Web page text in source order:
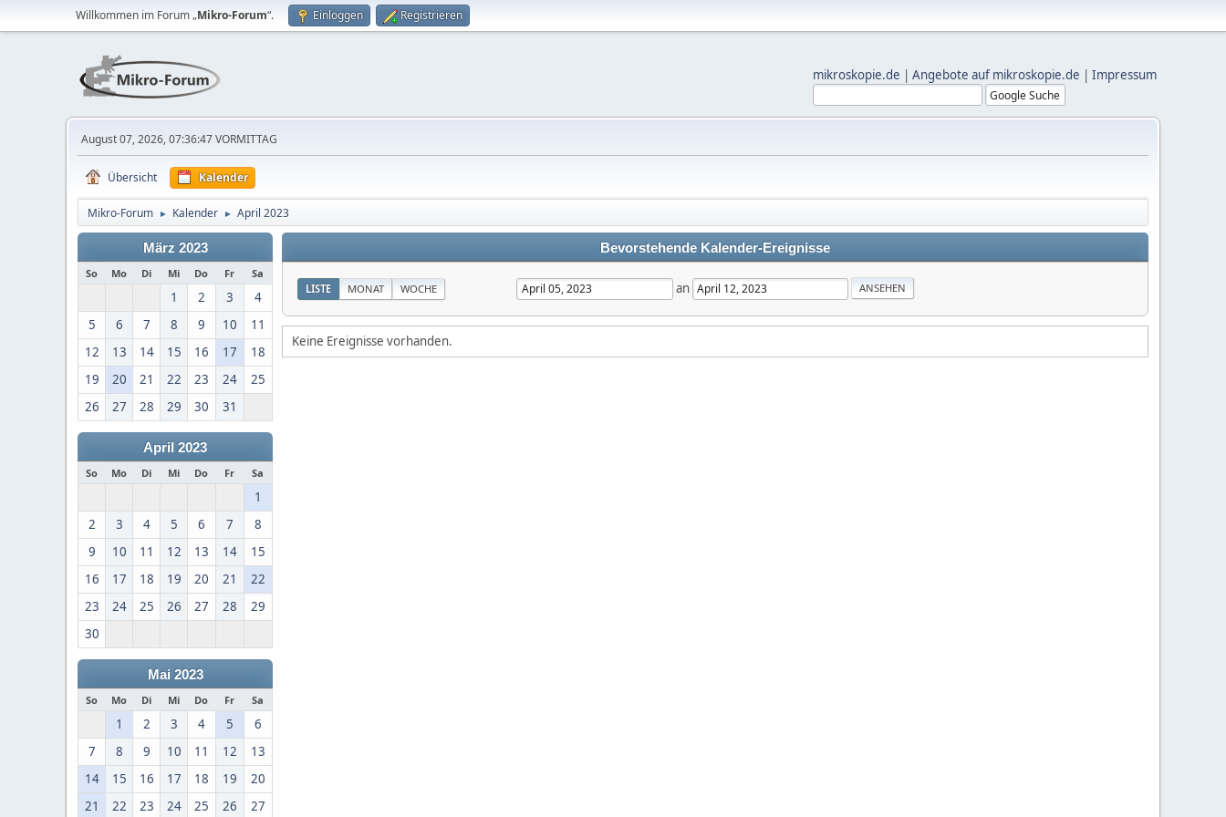
Willkommen im Forum „Mikro-Forum“. Einloggen Registrieren
mikroskopie.de | Angebote auf mikroskopie.de | Impressum
August 07, 2026, 07:36:47 VORMITTAG
Übersicht Kalender
Mikro-Forum ► Kalender ► April 2023
März 2023
So Mo Di Mi Do Fr Sa
1 2 3
4
5
6 7 8 9 10
11
12
13 14 15 16 17
18
19
20 21 22 23 24
25
26
27 28 29 30 31
April 2023
So Mo Di Mi Do Fr Sa
1
2
3 4 5 6 7
8
9
10 11 12 13 14
15
16
17 18 19 20 21
22
23
24 25 26 27 28
29
30
Mai 2023
So Mo Di Mi Do Fr Sa
1 2 3 4 5
6
7
8 9 10 11 12
13
14
15 16 17 18 19
20
21
22 23 24 25 26 27
Bevorstehende Kalender-Ereignisse
LISTE MONAT WOCHE an
Keine Ereignisse vorhanden.